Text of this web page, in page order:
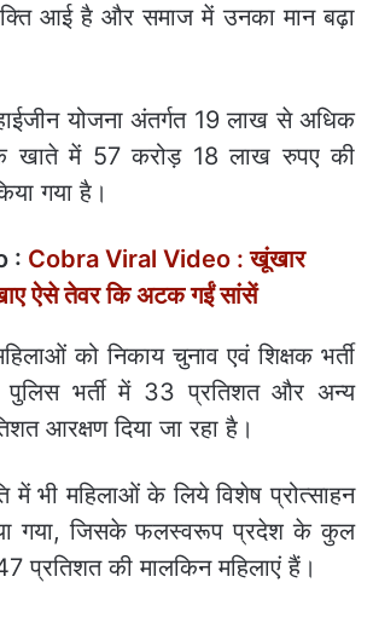
आई है और समाज में उनका मान बढ़ा
योजना अंतर्गत 19 लाख से अधिक
खाते में 57 करोड़ 18 लाख रुपए की
गया है।
: Cobra Viral Video : खूंखार
ऐसे तेवर कि अटक गईं सांसें
को निकाय चुनाव एवं शिक्षक भर्ती
भर्ती में 33 प्रतिशत और अन्य
आरक्षण दिया जा रहा है।
में भी महिलाओं के लिये विशेष प्रोत्साहन
गया, जिसके फलस्वरूप प्रदेश के कुल
प्रतिशत की मालकिन महिलाएं हैं।